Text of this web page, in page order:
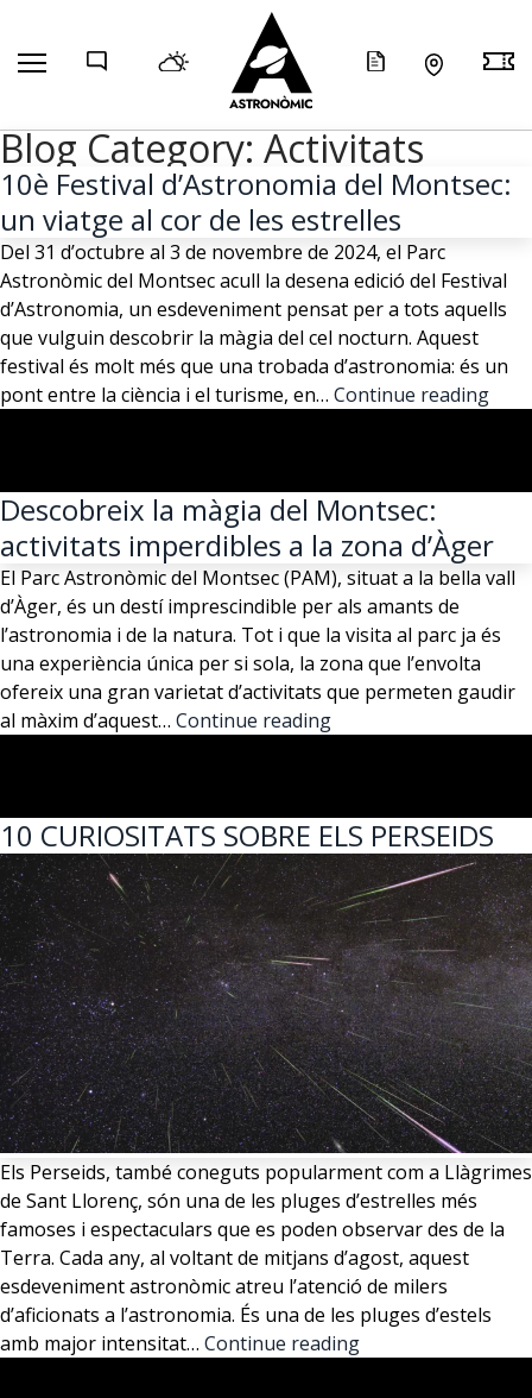
Blog Category:Activitats
10è Festival d’Astronomia del Montsec:
un viatge al cor de les estrelles
Del 31 d’octubre al 3 de novembre de 2024, el Parc
Astronòmic del Montsec acull la desena edició del Festival
d’Astronomia, un esdeveniment pensat per a tots aquells
que vulguin descobrir la màgia del cel nocturn. Aquest
festival és molt més que una trobada d’astronomia: és un
pont entre la ciència i el turisme, en… Continue reading10è
un
al
cor
de
les
Descobreix la màgia del Montsec:
activitats imperdibles a la zona d’Àger
El Parc Astronòmic del Montsec (PAM), situat a la bella vall
d’Àger, és un destí imprescindible per als amants de
l’astronomia i de la natura. Tot i que la visita al parc ja és
una experiència única per si sola, la zona que l’envolta
ofereix una gran varietat d’activitats que permeten gaudir
al màxim d’aquest… Continue readingDescobreix
Montsec:
activitats
imperdibles
a
la
zona
d’Àger
10 CURIOSITATS SOBRE ELS PERSEIDS
Els Perseids, també coneguts popularment com a Llàgrimes
de Sant Llorenç, són una de les pluges d’estrelles més
famoses i espectaculars que es poden observar des de la
Terra. Cada any, al voltant de mitjans d’agost, aquest
esdeveniment astronòmic atreu l’atenció de milers
d’aficionats a l’astronomia. És una de les pluges d’estels
amb major intensitat… Continue reading10